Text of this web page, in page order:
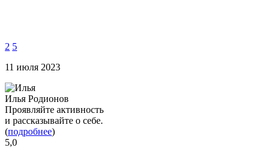
2 5
11 июля 2023
Илья Родионов
Проявляйте активность
и рассказывайте о себе.
(подробнее)
5,0